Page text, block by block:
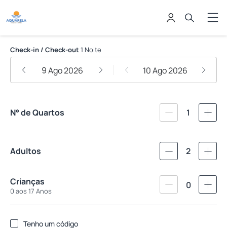
Aquarela Praia Hotel
Check-in / Check-out 1 Noite
9 Ago 2026 10 Ago 2026
N° de Quartos 1
Adultos 2
Crianças
0 aos 17 Anos
0
Tenho um código